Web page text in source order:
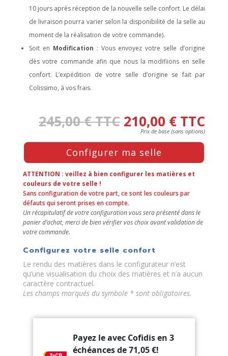
10 jours après réception de la nouvelle selle confort. Le délai
de livraison pourra varier selon la disponibilité de la selle au
moment de la réalisation de votre commande).
Soit en Modification : Vous envoyez votre selle d’origine
dès votre commande afin que nous la modifiions en selle
confort. L’expédition de votre selle d’origine se fait par
Colissimo, à vos frais.
245,00€TTC 210,00 € TTC
Press
the
Configure
button
to
enter
the
product
configurator
(next
element)
Configurer ma selle
ATTENTION : veillez à bien configurer les matières et
couleurs de votre selle !
Sans configuration de votre part, ce sont les couleurs par
défauts qui seront prises en compte.
Un récapitulatif de votre configuration vous sera présenté dans le
panier d’achat, merci de bien vérifier vos choix avant validation de
votre commande.
Configurez votre selle confort
Le rendu des matières dans le configurateur n’est
qu’une visualisation du choix des matières et n’a aucun
caractère contractuel.
Les champs marqués du symbole * sont obligatoires.
Payez le avec Cofidis en 3
échéances de71,05€!